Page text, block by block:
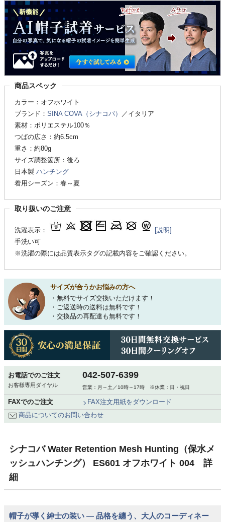
商品スペック
カラー：オフホワイト
ブランド： SINA COVA（シナコバ）
／イタリア
素材：ポリエステル100％
つばの広さ：約6.5cm
重さ：約80g
サイズ調整箇所：後ろ
日本製 ハンチング
着用シーズン：春～夏
取り扱いのご注意
洗濯表示：
[説明]
手洗い可
※洗濯の際には品質表示タグの記載内容をご確認ください。
サイズが合うかお悩みの方へ
・無料でサイズ交換いただけます！
・ご返送時の送料は無料です！
・交換品の再配達も無料です！
お電話でのご注文
お客様専用ダイヤル
042-507-6399
営業：月～土／10時～17時 ※休業：日・祝日
FAXでのご注文
FAX注文用紙をダウンロード
商品についてのお問い合わせ
シナコバ Water Retention Mesh Hunting（保水メ
ッシュハンチング） ES601 オフホワイト 004 詳
細
帽子が導く紳士の装い ― 品格を纏う、大人のコーディネー